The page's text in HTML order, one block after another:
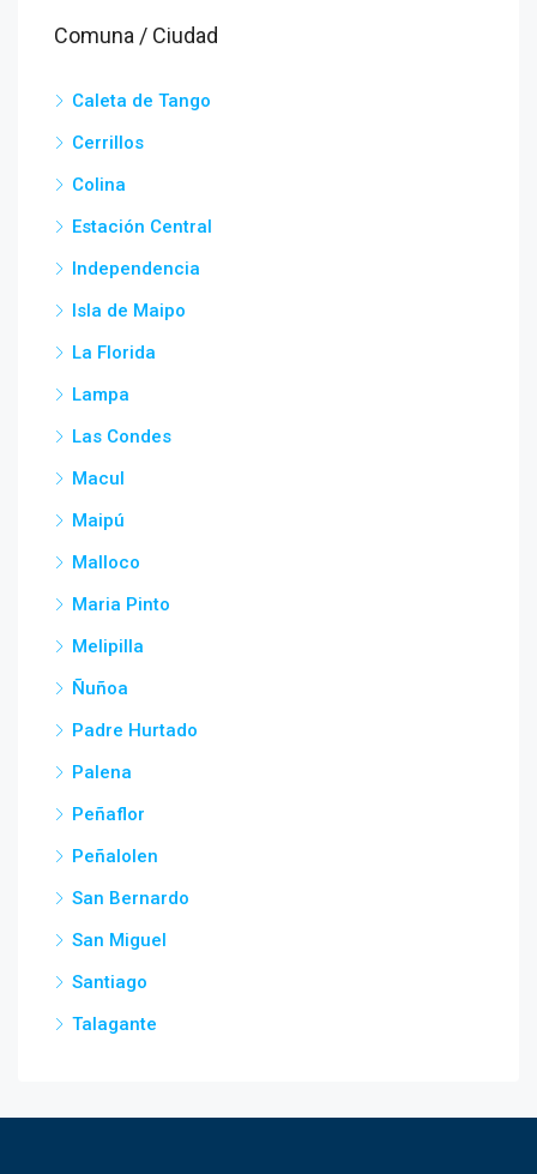
Comuna / Ciudad
Caleta de Tango
Cerrillos
Colina
Estación Central
Independencia
Isla de Maipo
La Florida
Lampa
Las Condes
Macul
Maipú
Malloco
Maria Pinto
Melipilla
Ñuñoa
Padre Hurtado
Palena
Peñaflor
Peñalolen
San Bernardo
San Miguel
Santiago
Talagante